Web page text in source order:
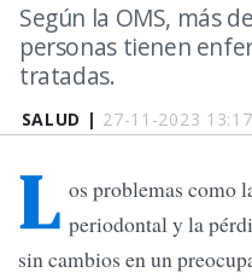
SALUD | 27-11-2023 13:17
Según la OMS, más
personas tienen
tratadas.
L os problemas como
periodontal y la
sin cambios en un